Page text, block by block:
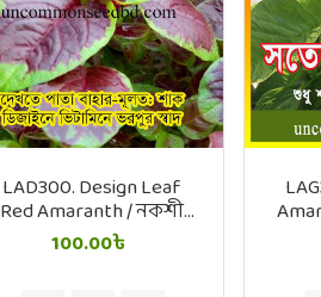
LAD300. Design Leaf
Red Amaranth / নকশী
পাতা লাল শাক
100.00৳